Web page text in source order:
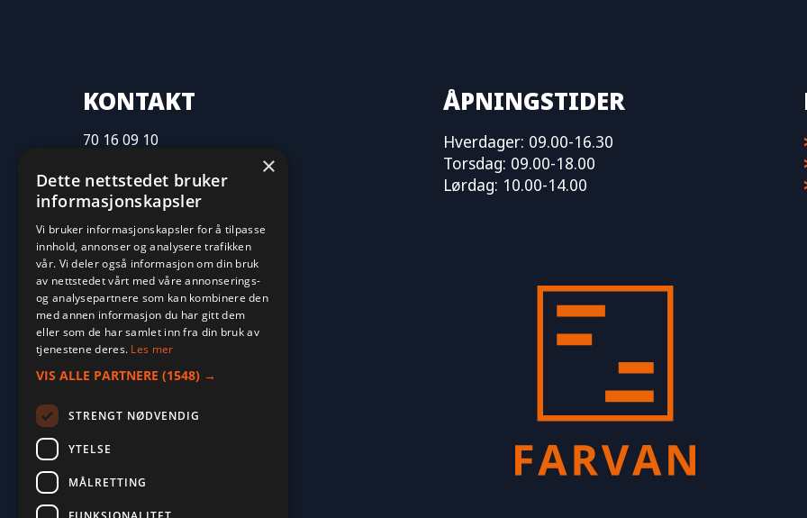
KONTAKT
70 16 09 10
fritid@farvan.no
ÅPNINGSTIDER
Hverdager: 09.00-16.30
Torsdag: 09.00-18.00
Lørdag: 10.00-14.00
×
Dette nettstedet bruker
informasjonskapsler
Vi bruker informasjonskapsler for å tilpasse
innhold, annonser og analysere trafikken
vår. Vi deler også informasjon om din bruk
av nettstedet vårt med våre annonserings-
og analysepartnere som kan kombinere den
med annen informasjon du har gitt dem
eller som de har samlet inn fra din bruk av
tjenestene deres. Les mer
VIS ALLE PARTNERE (1548) →
STRENGT NØDVENDIG
YTELSE
MÅLRETTING